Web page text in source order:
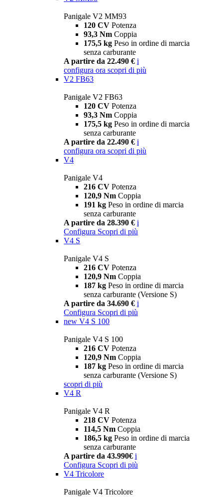
Panigale V2 MM93
120 CV Potenza
93,3 Nm Coppia
175,5 kg Peso in ordine di marcia
senza carburante
A partire da 22.490 € i
configura ora scopri di più
V2 FB63
Panigale V2 FB63
120 CV Potenza
93,3 Nm Coppia
175,5 kg Peso in ordine di marcia
senza carburante
A partire da 22.490 € i
configura ora scopri di più
V4
Panigale V4
216 CV Potenza
120,9 Nm Coppia
191 kg Peso in ordine di marcia
senza carburante
A partire da 28.390 € i
Configura Scopri di più
V4 S
Panigale V4 S
216 CV Potenza
120,9 Nm Coppia
187 kg Peso in ordine di marcia
senza carburante (Versione S)
A partire da 34.690 € i
Configura Scopri di più
new V4 S 100
Panigale V4 S 100
216 CV Potenza
120,9 Nm Coppia
187 kg Peso in ordine di marcia
senza carburante (Versione S)
scopri di più
V4 R
Panigale V4 R
218 CV Potenza
114,5 Nm Coppia
186,5 kg Peso in ordine di marcia
senza carburante
A partire da 43.990€ i
Configura Scopri di più
V4 Tricolore
Panigale V4 Tricolore